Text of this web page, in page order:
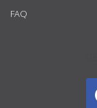
FAQ